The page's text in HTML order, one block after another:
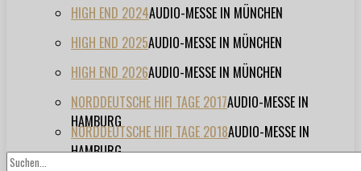
HIGH END 2024AUDIO-MESSE IN MÜNCHEN
HIGH END 2025AUDIO-MESSE IN MÜNCHEN
HIGH END 2026AUDIO-MESSE IN MÜNCHEN
NORDDEUTSCHE HIFI TAGE 2017AUDIO-MESSE IN
HAMBURG
NORDDEUTSCHE HIFI TAGE 2018AUDIO-MESSE IN
HAMBURG